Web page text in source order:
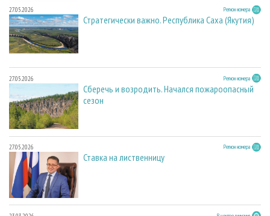
27.05.2026 Регион номера
Стратегически важно. Республика Саха (Якутия)
27.05.2026 Регион номера
Сберечь и возродить. Начался пожароопасный
сезон
27.05.2026 Регион номера
Ставка на лиственницу